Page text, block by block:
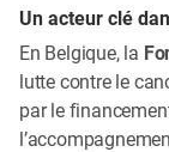
Un acteur clé
En Belgique, la
lutte contre le
par le